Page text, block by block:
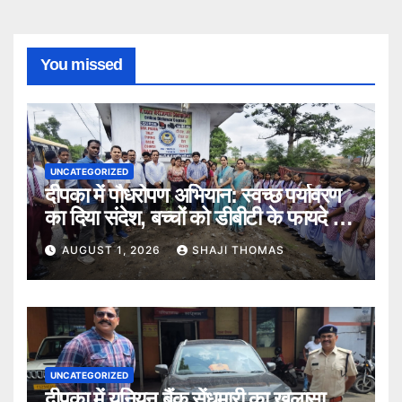
You missed
UNCATEGORIZED
दीपका में पौधरोपण अभियान: स्वच्छ पर्यावरण
का दिया संदेश, बच्चों को डीबीटी के फायदे भी
बताए।
AUGUST 1, 2026 SHAJI THOMAS
UNCATEGORIZED